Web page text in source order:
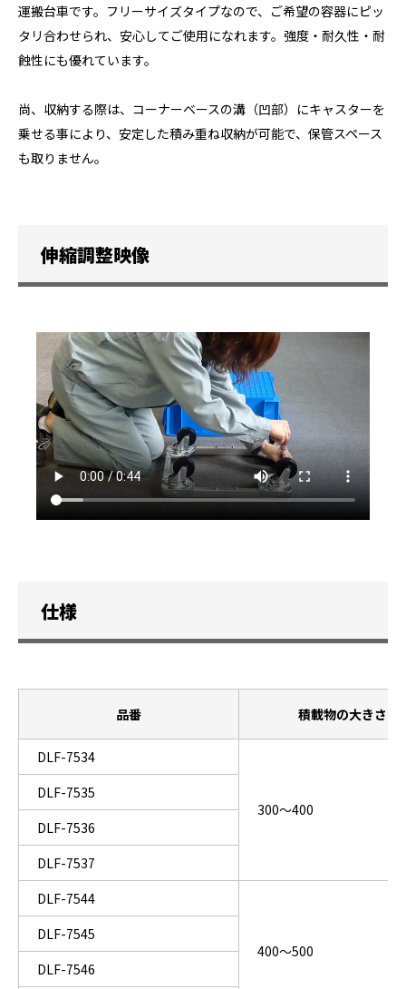
運搬台車です。フリーサイズタイプなので、ご希望の容器にピッ
タリ合わせられ、安心してご使用になれます。強度・耐久性・耐
蝕性にも優れています。
尚、収納する際は、コーナーベースの溝（凹部）にキャスターを
乗せる事により、安定した積み重ね収納が可能で、保管スペース
も取りません。
伸縮調整映像
仕様
品番 積載物の大きさ
DLF-7534
300～400
DLF-7535
DLF-7536
DLF-7537
DLF-7544
400～500
DLF-7545
DLF-7546